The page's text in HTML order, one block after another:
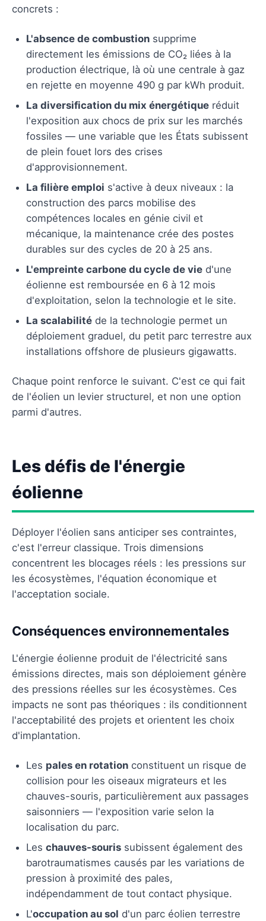
concrets :
L'absence de combustion supprime
directement les émissions de CO₂ liées à la
production électrique, là où une centrale à gaz
en rejette en moyenne 490 g par kWh produit.
La diversification du mix énergétique réduit
l'exposition aux chocs de prix sur les marchés
fossiles — une variable que les États subissent
de plein fouet lors des crises
d'approvisionnement.
La filière emploi s'active à deux niveaux : la
construction des parcs mobilise des
compétences locales en génie civil et
mécanique, la maintenance crée des postes
durables sur des cycles de 20 à 25 ans.
L'empreinte carbone du cycle de vie d'une
éolienne est remboursée en 6 à 12 mois
d'exploitation, selon la technologie et le site.
La scalabilité de la technologie permet un
déploiement graduel, du petit parc terrestre aux
installations offshore de plusieurs gigawatts.
Chaque point renforce le suivant. C'est ce qui fait
de l'éolien un levier structurel, et non une option
parmi d'autres.
Les défis de l'énergie
éolienne
Déployer l'éolien sans anticiper ses contraintes,
c'est l'erreur classique. Trois dimensions
concentrent les blocages réels : les pressions sur
les écosystèmes, l'équation économique et
l'acceptation sociale.
Conséquences environnementales
L'énergie éolienne produit de l'électricité sans
émissions directes, mais son déploiement génère
des pressions réelles sur les écosystèmes. Ces
impacts ne sont pas théoriques : ils conditionnent
l'acceptabilité des projets et orientent les choix
d'implantation.
Les pales en rotation constituent un risque de
collision pour les oiseaux migrateurs et les
chauves-souris, particulièrement aux passages
saisonniers — l'exposition varie selon la
localisation du parc.
Les chauves-souris subissent également des
barotraumatismes causés par les variations de
pression à proximité des pales,
indépendamment de tout contact physique.
L'occupation au sol d'un parc éolien terrestre